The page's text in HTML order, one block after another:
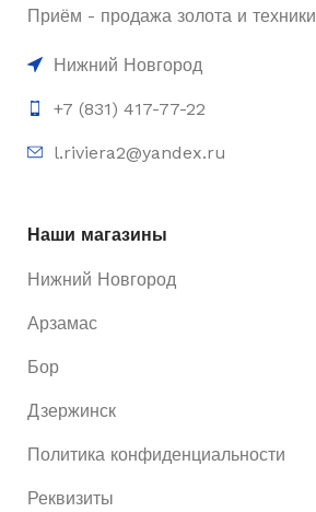
Приём - продажа золота и техники
Нижний Новгород
+7 (831) 417-77-22
l.riviera2@yandex.ru
Наши магазины
Нижний Новгород
Арзамас
Бор
Дзержинск
Политика конфиденциальности
Реквизиты